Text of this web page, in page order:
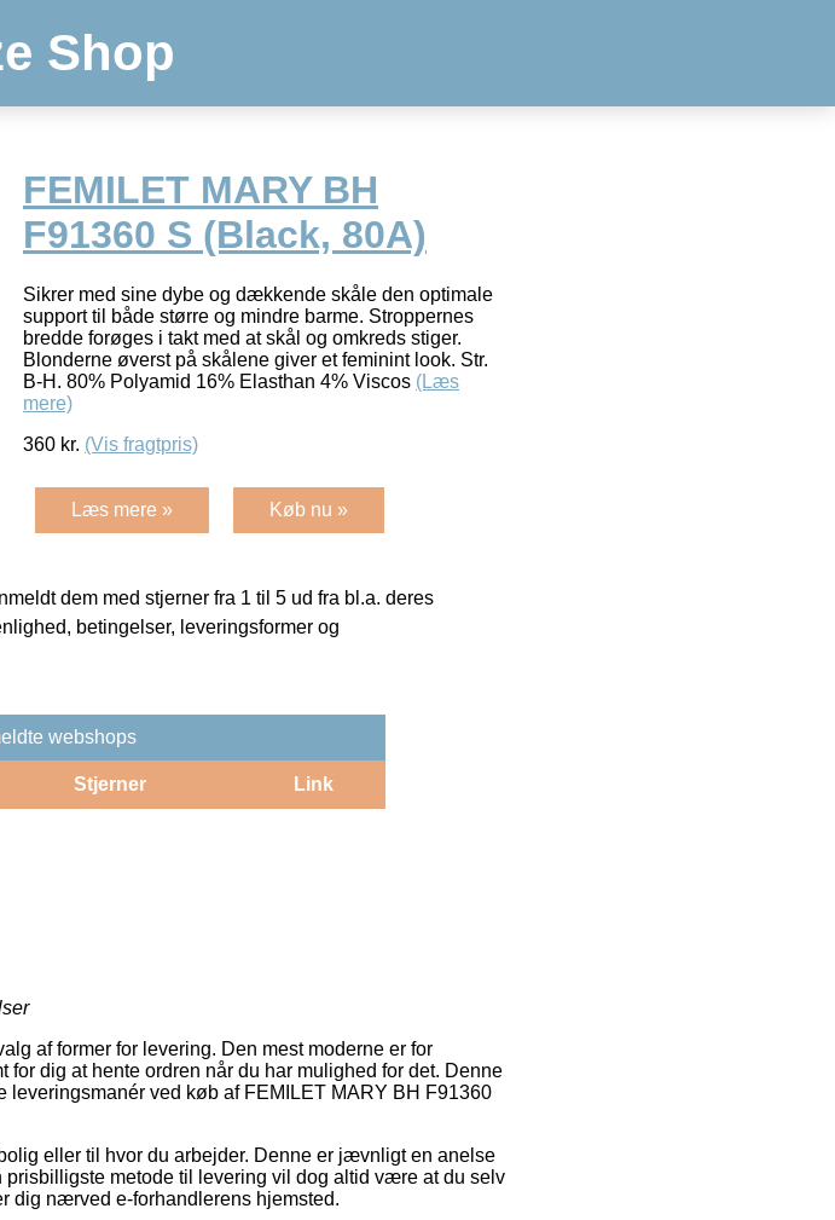
Shop
FEMILET MARY BH
F91360 S (Black, 80A)
Sikrer med sine dybe og dækkende skåle den optimale
support til både større og mindre barme. Stroppernes
bredde forøges i takt med at skål og omkreds stiger.
Blonderne øverst på skålene giver et feminint look. Str.
B-H. 80% Polyamid 16% Elasthan 4% Viscos (Læs
mere)
360 kr. (Vis fragtpris)
Læs mere » Køb nu »
dem med stjerner fra 1 til 5 ud fra bl.a. deres
betingelser, leveringsformer og
webshops
Stjerner Link
af former for levering. Den mest moderne er for
dig at hente ordren når du har mulighed for det. Denne
ved køb af FEMILET MARY BH F91360
eller til hvor du arbejder. Denne er jævnligt en anelse
metode til levering vil dog altid være at du selv
dig nærved e-forhandlerens hjemsted.